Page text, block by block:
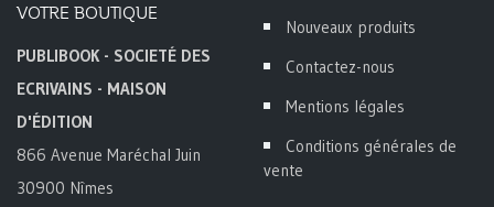
VOTRE BOUTIQUE
PUBLIBOOK - SOCIETÉ DES
ECRIVAINS - MAISON
D'ÉDITION
866 Avenue Maréchal Juin
30900 Nîmes
Nouveaux produits
Contactez-nous
Mentions légales
Conditions générales de
vente